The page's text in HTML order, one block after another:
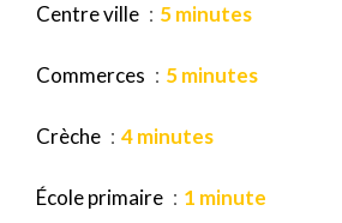
Centre ville 5 minutes
Commerces 5 minutes
Crèche 4 minutes
École primaire 1 minute